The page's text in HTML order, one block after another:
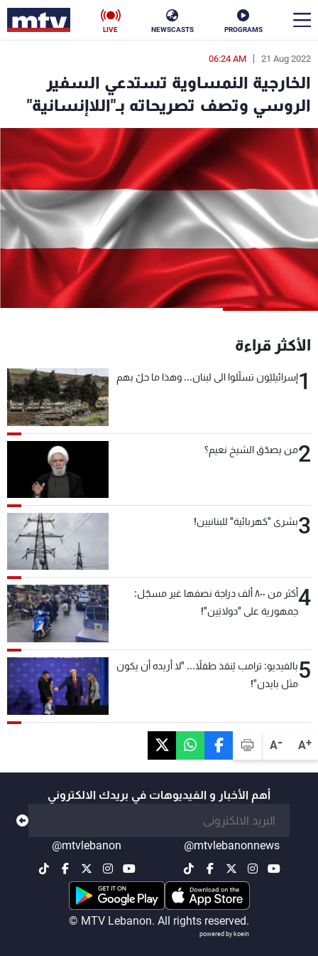
PROGRAMS
NEWSCASTS
LIVE
A+
A-
21 Aug 2022
06:24 AM
الخارجية النمساوية تستدعي السفير
الروسي وتصف تصريحاته بـ"اللاإنسانية"
الأكثر قراءة
1إسرائيليّون تسلّلوا الى لبنان... وهذا ما حلّ بهم
2من يصدّق الشيخ نعيم؟
3بشرى "كهربائية" للبنانيين!
4
أكثر من ٨٠٠ ألف دراجة نصفها غير مسجّل:
جمهورية على "دولابَين"!
5بالفيديو: ترامب يُنقذ طفلاً... "لا أريده أن يكون
مثل بايدن"!
أهم الأخبار و الفيديوهات في بريدك الالكتروني
@mtvlebanonnews
@mtvlebanon
© MTV Lebanon. All rights reserved.
powered by koein
en
الأخبار
سياسة ناس
إقتصاد فن
منوعات رياضة
كأس العالم
البرامج
جدول البرامج
شاهد البرامج
الترددات
شروط الإسـتخدام
سياسة الخصوصية